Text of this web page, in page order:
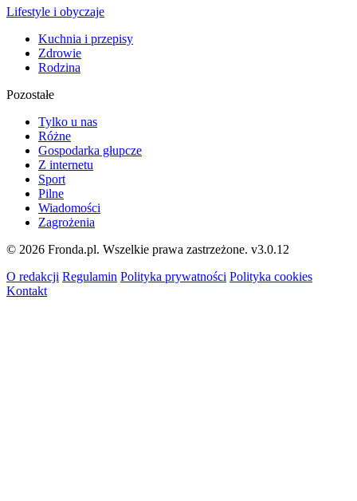
Lifestyle i obyczaje
Kuchnia i przepisy
Zdrowie
Rodzina
Pozostałe
Tylko u nas
Różne
Gospodarka głupcze
Z internetu
Sport
Pilne
Wiadomości
Zagrożenia
© 2026 Fronda.pl. Wszelkie prawa zastrzeżone. v3.0.12
O redakcji Regulamin Polityka prywatności Polityka cookies
Kontakt